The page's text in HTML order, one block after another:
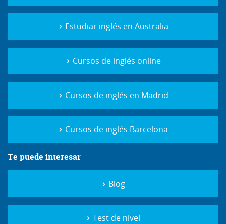
Estudiar inglés en Australia
Cursos de inglés online
Cursos de inglés en Madrid
Cursos de inglés Barcelona
Te puede interesar
Blog
Test de nivel